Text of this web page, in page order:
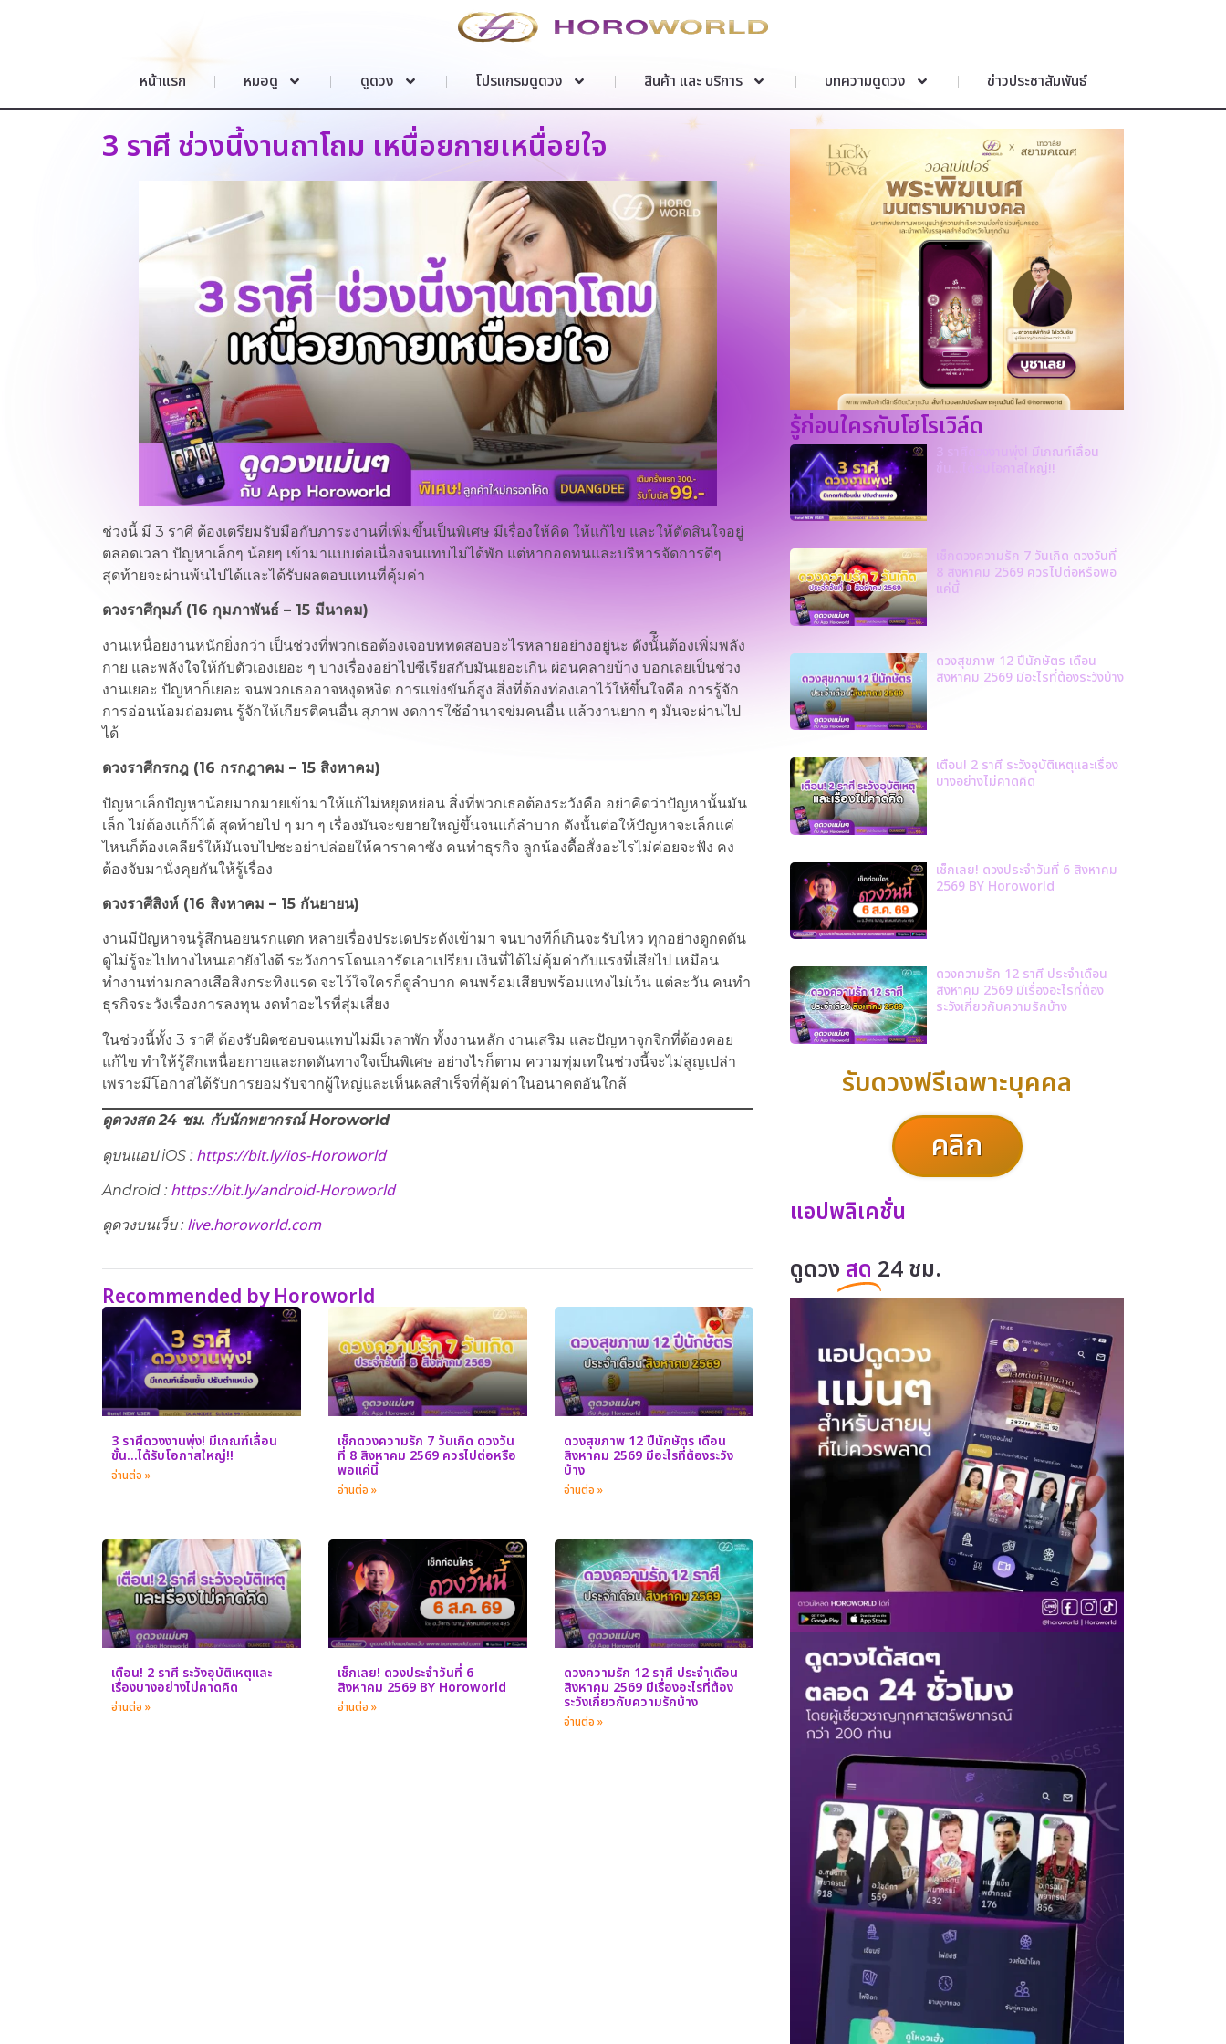
หน้าแรก หมอดู ดูดวง โปรแกรมดูดวง สินค้า และ บริการ บทความดูดวง ข่าวประชาสัมพันธ์
3 ราศี ช่วงนี้งานถาโถม เหนื่อยกายเหนื่อยใจ
ช่วงนี้ มี 3 ราศี ต้องเตรียมรับมือกับภาระงานที่เพิ่มขึ้นเป็นพิเศษ มีเรื่องให้คิด ให้แก้ไข และให้ตัดสินใจอยู่
ตลอดเวลา ปัญหาเล็กๆ น้อยๆ เข้ามาแบบต่อเนื่องจนแทบไม่ได้พัก แต่หากอดทนและบริหารจัดการดีๆ
สุดท้ายจะผ่านพ้นไปได้และได้รับผลตอบแทนที่คุ้มค่า
ดวงราศีกุมภ์ (16 กุมภาพันธ์ – 15 มีนาคม)
งานเหนื่อยงานหนักยิ่งกว่า เป็นช่วงที่พวกเธอต้องเจอบททดสอบอะไรหลายอย่างอยู่นะ ดังนั้ีนต้องเพิ่มพลัง
กาย และพลังใจให้กับตัวเองเยอะ ๆ บางเรื่องอย่าไปซีเรียสกับมันเยอะเกิน ผ่อนคลายบ้าง บอกเลยเป็นช่วง
งานเยอะ ปัญหาก็เยอะ จนพวกเธออาจหงุดหงิด การแข่งขันก็สูง สิ่งที่ต้องท่องเอาไว้ให้ขึ้นใจคือ การรู้จัก
การอ่อนน้อมถ่อมตน รู้จักให้เกียรติคนอื่น สุภาพ งดการใช้อำนาจข่มคนอื่น แล้วงานยาก ๆ มันจะผ่านไป
ได้
ดวงราศีกรกฎ (16 กรกฎาคม – 15 สิงหาคม)
ปัญหาเล็กปัญหาน้อยมากมายเข้ามาให้แก้ไม่หยุดหย่อน สิ่งที่พวกเธอต้องระวังคือ อย่าคิดว่าปัญหานั้นมัน
เล็ก ไม่ต้องแก้ก็ได้ สุดท้ายไป ๆ มา ๆ เรื่องมันจะขยายใหญ่ขึ้นจนแก้ลำบาก ดังนั้นต่อให้ปัญหาจะเล็กแค่
ไหนก็ต้องเคลียร์ให้มันจบไปซะอย่าปล่อยให้คาราคาซัง คนทำธุรกิจ ลูกน้องดื้อสั่งอะไรไม่ค่อยจะฟัง คง
ต้องจับมานั่งคุยกันให้รู้เรื่อง
ดวงราศีสิงห์ (16 สิงหาคม – 15 กันยายน)
งานมีปัญหาจนรู้สึกนอยนรกแตก หลายเรื่องประเดประดังเข้ามา จนบางทีก็เกินจะรับไหว ทุกอย่างดูกดดัน
ดูไม่รู้จะไปทางไหนเอายังไงดี ระวังการโดนเอารัดเอาเปรียบ เงินที่ได้ไม่คุ้มค่ากับแรงที่เสียไป เหมือน
ทำงานท่ามกลางเสือสิงกระทิงแรด จะไว้ใจใครก็ดูลำบาก คนพร้อมเสียบพร้อมแทงไม่เว้น แต่ละวัน คนทำ
ธุรกิจระวังเรื่องการลงทุน งดทำอะไรที่สุ่มเสี่ยง
ในช่วงนี้ทั้ง 3 ราศี ต้องรับผิดชอบจนแทบไม่มีเวลาพัก ทั้งงานหลัก งานเสริม และปัญหาจุกจิกที่ต้องคอย
แก้ไข ทำให้รู้สึกเหนื่อยกายและกดดันทางใจเป็นพิเศษ อย่างไรก็ตาม ความทุ่มเทในช่วงนี้จะไม่สูญเปล่า
เพราะมีโอกาสได้รับการยอมรับจากผู้ใหญ่และเห็นผลสำเร็จที่คุ้มค่าในอนาคตอันใกล้
ดูดวงสด 24 ชม. กับนักพยากรณ์ Horoworld
ดูบนแอป iOS : https://bit.ly/ios-Horoworld
Android : https://bit.ly/android-Horoworld
ดูดวงบนเว็บ​ : live.horoworld.com
Recommended by Horoworld
3 ราศีดวงงานพุ่ง! มีเกณฑ์เลื่อน
ขั้น…ได้รับโอกาสใหญ่!!
อ่านต่อ »
เช็กดวงความรัก 7 วันเกิด ดวงวัน
ที่ 8 สิงหาคม 2569 ควรไปต่อหรือ
พอแค่นี้
อ่านต่อ »
ดวงสุขภาพ 12 ปีนักษัตร เดือน
สิงหาคม 2569 มีอะไรที่ต้องระวัง
บ้าง
อ่านต่อ »
เตือน! 2 ราศี ระวังอุบัติเหตุและ
เรื่องบางอย่างไม่คาดคิด
อ่านต่อ »
เช็กเลย! ดวงประจำวันที่ 6
สิงหาคม 2569 BY Horoworld
อ่านต่อ »
ดวงความรัก 12 ราศี ประจำเดือน
สิงหาคม 2569 มีเรื่องอะไรที่ต้อง
ระวังเกี่ยวกับความรักบ้าง
อ่านต่อ »
รู้ก่อนใครกับโฮโรเวิล์ด
3 ราศีดวงงานพุ่ง! มีเกณฑ์เลื่อน
ขั้น…ได้รับโอกาสใหญ่!!
เช็กดวงความรัก 7 วันเกิด ดวงวันที่
8 สิงหาคม 2569 ควรไปต่อหรือพอ
แค่นี้
ดวงสุขภาพ 12 ปีนักษัตร เดือน
สิงหาคม 2569 มีอะไรที่ต้องระวังบ้าง
เตือน! 2 ราศี ระวังอุบัติเหตุและเรื่อง
บางอย่างไม่คาดคิด
เช็กเลย! ดวงประจำวันที่ 6 สิงหาคม
2569 BY Horoworld
ดวงความรัก 12 ราศี ประจำเดือน
สิงหาคม 2569 มีเรื่องอะไรที่ต้อง
ระวังเกี่ยวกับความรักบ้าง
รับดวงฟรีเฉพาะบุคคล
คลิก
แอปพลิเคชั่น
ดูดวง สด 24 ชม.